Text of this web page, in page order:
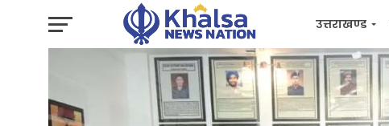
उत्तराखण्ड
प्रशासनिक